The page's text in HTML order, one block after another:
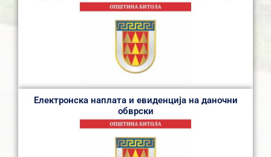
Електронска наплата и евиденција на даночни
обврски